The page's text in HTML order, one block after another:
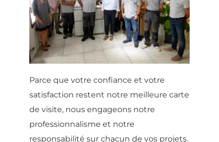
Parce que votre confiance et votre
satisfaction restent notre meilleure carte
de visite, nous engageons notre
professionnalisme et notre
responsabilité sur chacun de vos projets.